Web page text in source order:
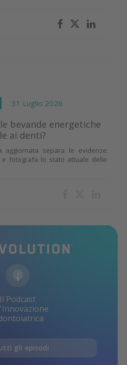
31 Luglio 2026
bevande energetiche
ai denti?
aggiornata separa le evidenze
fotografa lo stato attuale delle
Il Podcast
gli episodi